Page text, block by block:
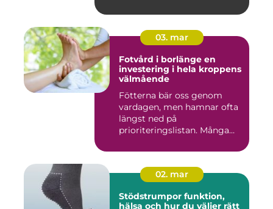
03. mar
Fotvård i borlänge en
investering i hela kroppens
välmående
Fötterna bär oss genom
vardagen, men hamnar ofta
längst ned på
prioriteringslistan. Många
02. mar
Stödstrumpor funktion,
hälsa och hur du väljer rätt